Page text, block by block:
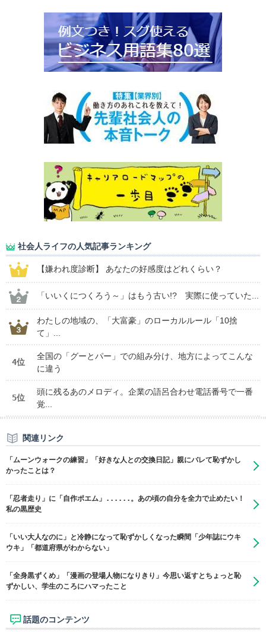
社会人ライフの人気記事ランキング
【嫌われ度診断】 あなたの好感度はどれくらい？
「いいくにつくろう～」はもう古い!? 実際に使っていた...
わたしの地域の、「大富豪」のローカルルール「10捨
て」...
4位
全国の「グーとパー」での組み分け、地方によってこんな
に違う
5位
頭に残るあのメロディ。企業の語呂合わせ電話番号で一番
覚...
関連リンク
「ムーンウォークの練習」「好きな人との交換日記」親にバレて恥ずかし
かったことは？
「忍者走り」に「自作ポエム」......。あの頃の自分を全力で止めたい！
私の黒歴史
「いい大人なのに」と冷静になって恥ずかしくなった瞬間「少年誌にウキ
ウキ」「都道府県がわからない」
「全身黒ずくめ」「漫画の登場人物になりきり」今思い返すとちょっと恥
ずかしい、学生のころにハマったこと
話題のコンテンツ